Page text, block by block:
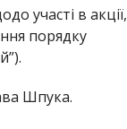
участі в акції,
порядку
Шпука.